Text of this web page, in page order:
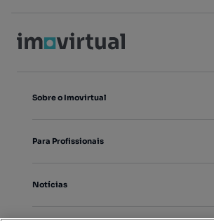
Sobre o Imovirtual
Para Profissionais
Notícias